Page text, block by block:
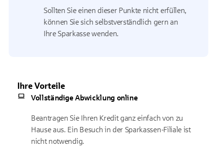
Sollten Sie einen dieser Punkte nicht erfüllen,
können Sie sich selbstverständlich gern an
Ihre Sparkasse wenden.
Ihre Vorteile
Vollständige Abwicklung online
Beantragen Sie Ihren Kredit ganz einfach von zu
Hause aus. Ein Besuch in der Sparkassen-Filiale ist
nicht notwendig.